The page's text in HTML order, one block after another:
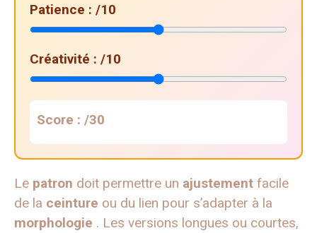
Patience : /10
Créativité : /10
Score : /30
Le patron doit permettre un ajustement facile
de la ceinture ou du lien pour s’adapter à la
morphologie . Les versions longues ou courtes,